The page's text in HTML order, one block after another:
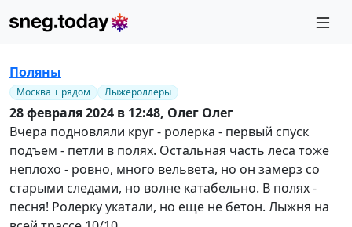
Поляны
Москва + рядом Лыжероллеры
28 февраля 2024 в 12:48, Олег Олег
Вчера подновляли круг - ролерка - первый спуск
подъем - петли в полях. Остальная часть леса тоже
неплохо - ровно, много вельвета, но он замерз со
старыми следами, но волне катабельно. В полях -
песня! Ролерку укатали, но еще не бетон. Лыжня на